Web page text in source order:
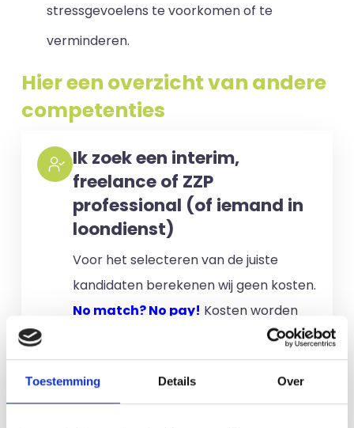
Toestemming Details Over
stressgevoelens te voorkomen of te
verminderen.
Hier een overzicht van andere
competenties
Ik zoek een interim,
freelance of ZZP
professional (of iemand in
loondienst)
Voor het selecteren van de juiste
kandidaten berekenen wij geen kosten.
No match? No pay! Kosten worden
alleen gemaakt als een professional
voor u aan de slag gaat.
Meer informatie